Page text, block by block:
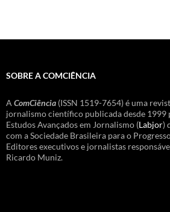
SOBRE A COMCIÊNCIA
A ComCiência (ISSN 1519-7654) é uma
jornalismo científico publicada desde 1999
Estudos Avançados em Jornalismo (Labjor)
com a Sociedade Brasileira para o
Editores executivos e jornalistas
Ricardo Muniz.